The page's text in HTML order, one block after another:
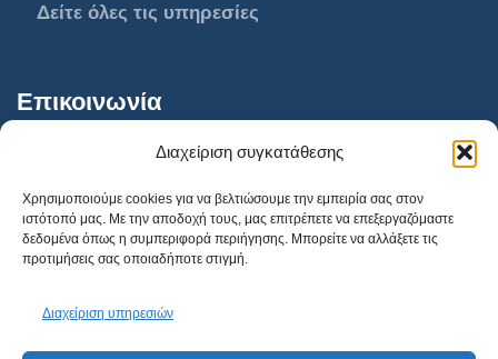
Διαχείριση συγκατάθεσης
Χρησιμοποιούμε cookies για να βελτιώσουμε την εμπειρία σας στον
ιστότοπό μας. Με την αποδοχή τους, μας επιτρέπετε να επεξεργαζόμαστε
δεδομένα όπως η συμπεριφορά περιήγησης. Μπορείτε να αλλάξετε τις
προτιμήσεις σας οποιαδήποτε στιγμή.
Διαχείριση υπηρεσιών
Δείτε όλες τις υπηρεσίες
Επικοινωνία
AthensVision Μαρούσι
AthensVision Πειραιά
210 95 95 215